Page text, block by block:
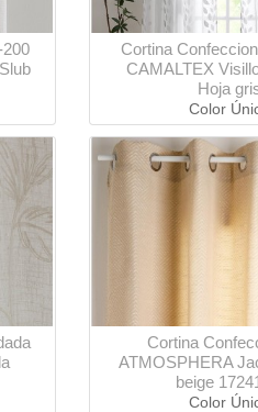
Cortina
CAMALTEX
Hoja
Color
Cortina
ATMOSPHERA
beige
Color